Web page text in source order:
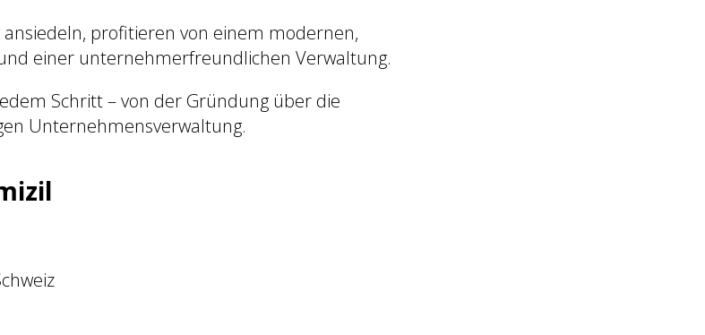
profitieren von einem modernen,
einer unternehmerfreundlichen Verwaltung.
Schritt – von der Gründung über die
Unternehmensverwaltung.